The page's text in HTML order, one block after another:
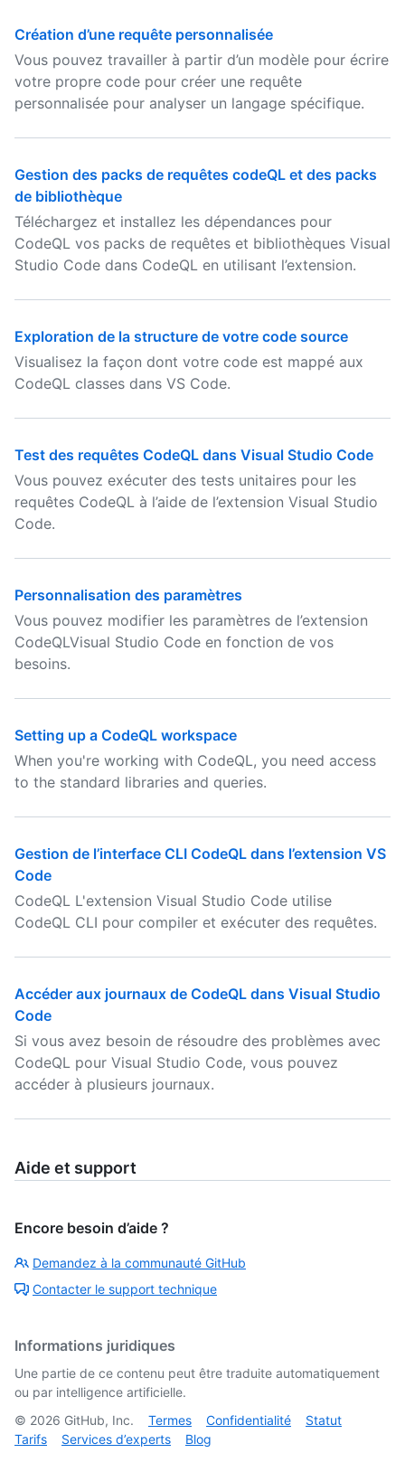
Création d’une requête personnalisée
Vous pouvez travailler à partir d’un modèle pour écrire
votre propre code pour créer une requête
personnalisée pour analyser un langage spécifique.
Gestion des packs de requêtes codeQL et des packs
de bibliothèque
Téléchargez et installez les dépendances pour
CodeQL vos packs de requêtes et bibliothèques Visual
Studio Code dans CodeQL en utilisant l’extension.
Exploration de la structure de votre code source
Visualisez la façon dont votre code est mappé aux
CodeQL classes dans VS Code.
Test des requêtes CodeQL dans Visual Studio Code
Vous pouvez exécuter des tests unitaires pour les
requêtes CodeQL à l’aide de l’extension Visual Studio
Code.
Personnalisation des paramètres
Vous pouvez modifier les paramètres de l’extension
CodeQLVisual Studio Code en fonction de vos
besoins.
Setting up a CodeQL workspace
When you're working with CodeQL, you need access
to the standard libraries and queries.
Gestion de l’interface CLI CodeQL dans l’extension VS
Code
CodeQL L'extension Visual Studio Code utilise
CodeQL CLI pour compiler et exécuter des requêtes.
Accéder aux journaux de CodeQL dans Visual Studio
Code
Si vous avez besoin de résoudre des problèmes avec
CodeQL pour Visual Studio Code, vous pouvez
accéder à plusieurs journaux.
Aide et support
Encore besoin d’aide ?
Demandez à la communauté GitHub
Contacter le support technique
Informations juridiques
Une partie de ce contenu peut être traduite automatiquement
ou par intelligence artificielle.
© 2026 GitHub, Inc. Termes Confidentialité
Statut
Tarifs
Services d’experts Blog